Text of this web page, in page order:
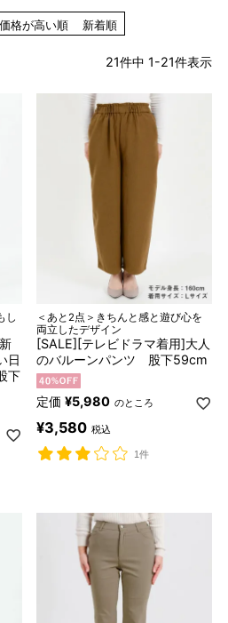
価格が高い順 新着順
21件中 1-21件表示
し
日
下
＜あと2点＞きちんと感と遊び心を
両立したデザイン
[SALE][テレビドラマ着用]大人
のバルーンパンツ 股下59cm
定価 ¥5,980 のところ
¥3,580 税込
1件